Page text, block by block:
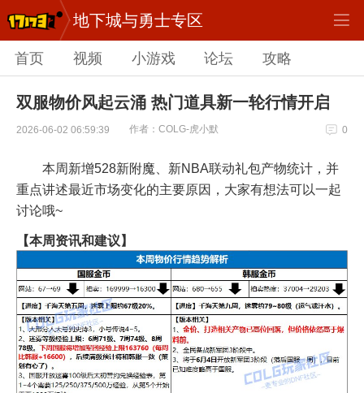
地下城与勇士专区
首页 视频 小游戏 论坛 攻略
双服物价风起云涌 热门道具新一轮行情开启
2026-06-02 06:59:39 作者：COLG-虎小默 0
本周新增528新附魔、新NBA联动礼包产物统计，并
重点讲述最近市场变化的主要原因，大家有想法可以一起
讨论哦~
【本周资讯和建议】